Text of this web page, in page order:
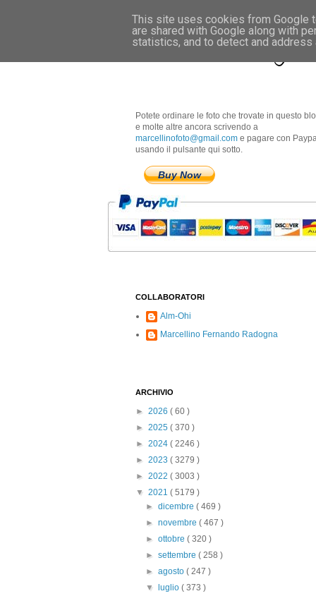
Marcellino
Potete ordinare le foto che trovate in questo
e molte altre ancora scrivendo a
marcellinofoto@gmail.com e pagare con
usando il pulsante qui sotto.
Buy Now
COLLABORATORI
Alm-Ohi
Marcellino Fernando Radogna
ARCHIVIO
► 2026 ( 60 )
► 2025 ( 370 )
► 2024 ( 2246 )
► 2023 ( 3279 )
► 2022 ( 3003 )
▼ 2021 ( 5179 )
►dicembre( 469 )
►novembre( 467 )
►ottobre( 320 )
►settembre( 258 )
►agosto( 247 )
▼
luglio( 373 )
This site uses cookies from Google
are shared with Google along with
statistics, and to detect and address